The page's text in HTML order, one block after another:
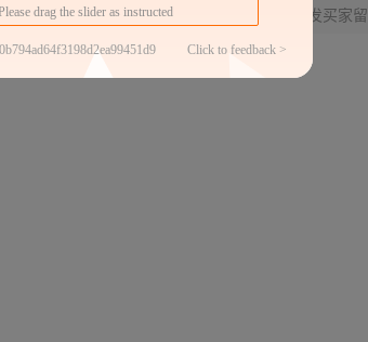
代发品质达标率
100.00% 代发买家